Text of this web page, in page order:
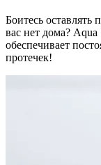
Боитесь
вас нет дома?
обеспечивает
протечек!